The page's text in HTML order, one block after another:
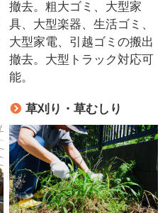
撤去。粗大ゴミ、大型家
具、大型楽器、生活ゴミ、
大型家電、引越ゴミの搬出
撤去。大型トラック対応可
能。
草刈り・草むしり